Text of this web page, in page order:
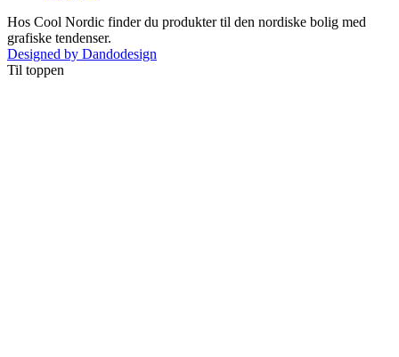
Hos Cool Nordic finder du produkter til den nordiske bolig med
grafiske tendenser.
Designed by Dandodesign
Til toppen